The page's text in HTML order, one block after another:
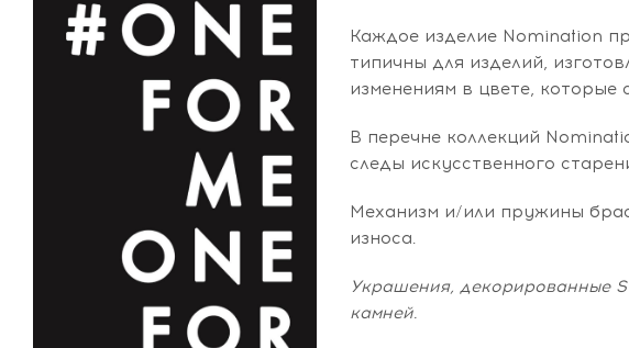
Каждое изделие Nomination
типичны для изделий,
изменениям в цвете,
В перечне коллекций
следы искусственного
Механизм и/или пружины
износа.
Украшения, декорированные
камней.